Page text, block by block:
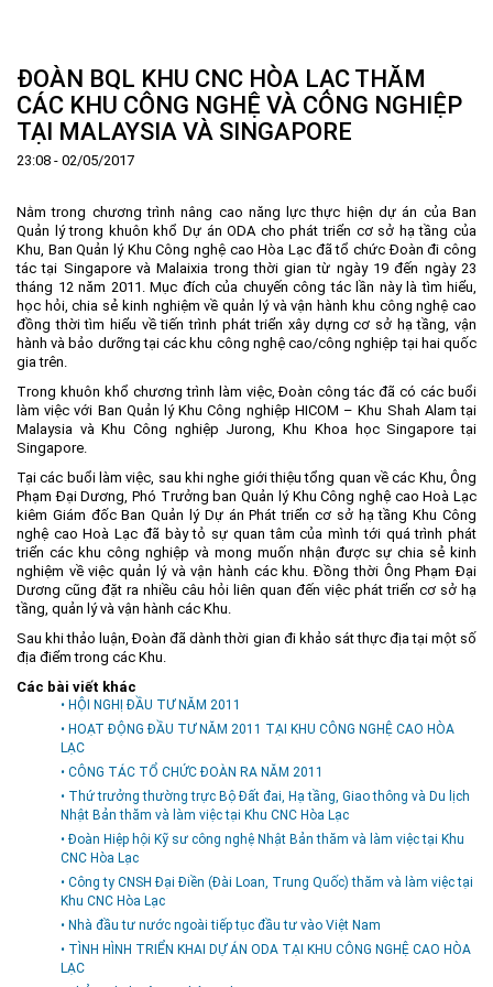
Lịch sử hình thành và phát triển
Tầm nhìn - Sứ mệnh
Lãnh đạo Ban Quản lý
Chức năng, nhiệm vụ
Tin tức - sự kiện ▼
Ban Quản lý Khu
Chính sách mới
Hợp tác quốc tế
Đào tạo và Nghiên cứu
Cách mạng công nghiệp lần thứ 4
Quy hoạch
Quy hoạch tổng thể
Ưu thế
Cơ sở hạ tầng
Cơ chế ưu đãi đầu tư
Cơ chế Một cửa
Nguồn nhân lực
Nhà đầu tư
Hướng dẫn đầu tư ▼
Trình tự, thủ tục đầu tư
Tiêu chí đầu tư
Lĩnh vực đầu tư
Văn bản pháp luật ▼
Các thủ tục hành chính
Doanh nghiệp
Đầu tư
Khu CNC Hòa Lạc
Lao động
Môi trường
Quy hoạch - Xây dựng
Ưu đãi đầu tư
Văn bản khác
Thông báo ▼
Thông báo chung
Công khai ngân sách
Dữ liệu mở
Liên hệ - Liên kết ▼
Liên kết
Liên hệ
ĐOÀN BQL KHU CNC HÒA LẠC THĂM
CÁC KHU CÔNG NGHỆ VÀ CÔNG NGHIỆP
TẠI MALAYSIA VÀ SINGAPORE
23:08 - 02/05/2017
Nằm trong chương trình nâng cao năng lực thực hiện dự án của Ban
Quản lý trong khuôn khổ Dự án ODA cho phát triển cơ sở hạ tầng của
Khu, Ban Quản lý Khu Công nghệ cao Hòa Lạc đã tổ chức Đoàn đi công
tác tại Singapore và Malaixia trong thời gian từ ngày 19 đến ngày 23
tháng 12 năm 2011. Mục đích của chuyến công tác lần này là tìm hiểu,
học hỏi, chia sẻ kinh nghiệm về quản lý và vận hành khu công nghệ cao
đồng thời tìm hiểu về tiến trình phát triển xây dựng cơ sở hạ tầng, vận
hành và bảo dưỡng tại các khu công nghệ cao/công nghiệp tại hai quốc
gia trên.
Trong khuôn khổ chương trình làm việc, Đoàn công tác đã có các buổi
làm việc với Ban Quản lý Khu Công nghiệp HICOM – Khu Shah Alam tại
Malaysia và Khu Công nghiệp Jurong, Khu Khoa học Singapore tại
Singapore.
Tại các buổi làm việc, sau khi nghe giới thiệu tổng quan về các Khu, Ông
Phạm Đại Dương, Phó Trưởng ban Quản lý Khu Công nghệ cao Hoà Lạc
kiêm Giám đốc Ban Quản lý Dự án Phát triển cơ sở hạ tầng Khu Công
nghệ cao Hoà Lạc đã bày tỏ sự quan tâm của mình tới quá trình phát
triển các khu công nghiệp và mong muốn nhận được sự chia sẻ kinh
nghiệm về việc quản lý và vận hành các khu. Đồng thời Ông Phạm Đại
Dương cũng đặt ra nhiều câu hỏi liên quan đến việc phát triển cơ sở hạ
tầng, quản lý và vận hành các Khu.
Sau khi thảo luận, Đoàn đã dành thời gian đi khảo sát thực địa tại một số
địa điểm trong các Khu.
Các bài viết khác
• HỘI NGHỊ ĐẦU TƯ NĂM 2011
• HOẠT ĐỘNG ĐẦU TƯ NĂM 2011 TẠI KHU CÔNG NGHỆ CAO HÒA
LẠC
• CÔNG TÁC TỔ CHỨC ĐOÀN RA NĂM 2011
• Thứ trưởng thường trực Bộ Đất đai, Hạ tầng, Giao thông và Du lịch
Nhật Bản thăm và làm việc tại Khu CNC Hòa Lạc
• Đoàn Hiệp hội Kỹ sư công nghệ Nhật Bản thăm và làm việc tại Khu
CNC Hòa Lạc
• Công ty CNSH Đại Điền (Đài Loan, Trung Quốc) thăm và làm việc tại
Khu CNC Hòa Lạc
• Nhà đầu tư nước ngoài tiếp tục đầu tư vào Việt Nam
• TÌNH HÌNH TRIỂN KHAI DỰ ÁN ODA TẠI KHU CÔNG NGHỆ CAO HÒA
LẠC